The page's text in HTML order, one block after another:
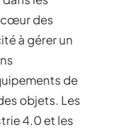
cœur des
à gérer un
de
objets. Les
4.0 et les